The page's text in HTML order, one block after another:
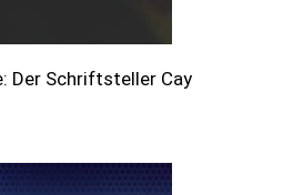
Der Schriftsteller Cay